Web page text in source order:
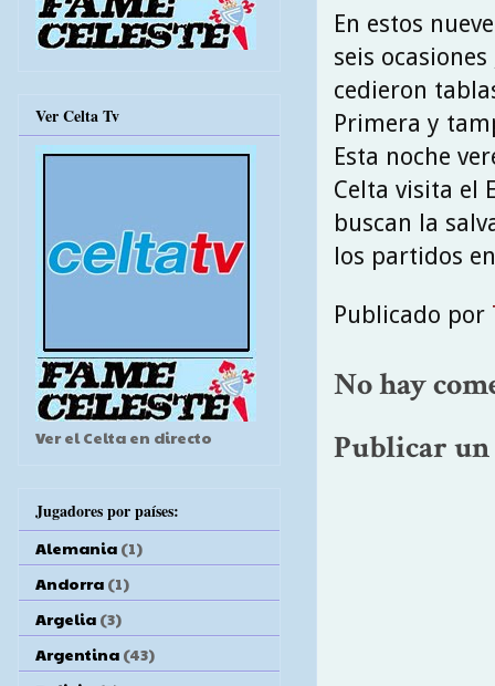
En estos
seis
cedieron
Primera y
Esta noche
Celta visita el
buscan la
los partidos
Publicado por
No hay
Publicar
Ver Celta Tv
Ver el Celta en directo
Jugadores por países:
Alemania (1)
Andorra (1)
Argelia (3)
Argentina (43)